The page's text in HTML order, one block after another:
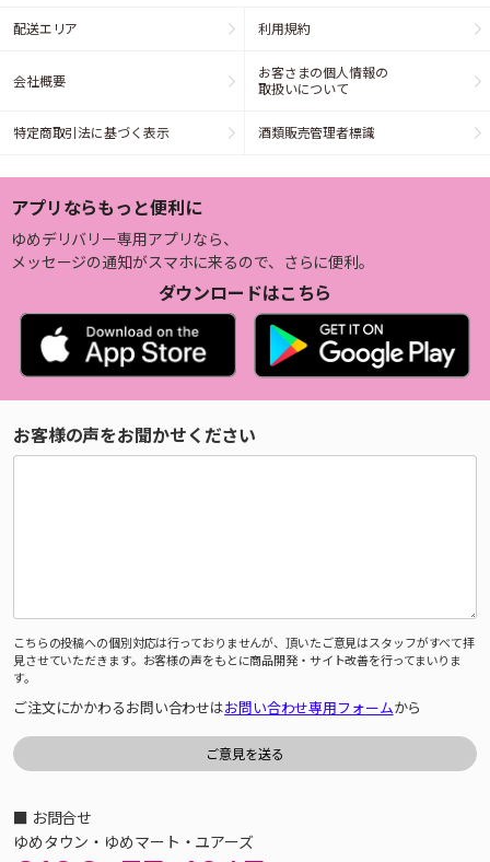
配送エリア 利用規約
会社概要
お客さまの個人情報の
取扱いについて
特定商取引法に基づく表示 酒類販売管理者標識
アプリならもっと便利に
ゆめデリバリー専用アプリなら、
メッセージの通知がスマホに来るので、さらに便利。
ダウンロードはこちら
お客様の声をお聞かせください
こちらの投稿への個別対応は行っておりませんが、頂いたご意見はスタッフがすべて拝
見させていただきます。お客様の声をもとに商品開発・サイト改善を行ってまいりま
す。
ご注文にかかわるお問い合わせはお問い合わせ専用フォームから
■ お問合せ
ゆめタウン・ゆめマート・ユアーズ